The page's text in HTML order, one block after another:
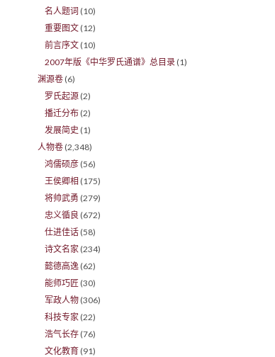
名人题词 (10)
重要图文 (12)
前言序文 (10)
2007年版《中华罗氏通谱》总目录 (1)
渊源卷 (6)
罗氏起源 (2)
播迁分布 (2)
发展简史 (1)
人物卷 (2,348)
鸿儒硕彦 (56)
王侯卿相 (175)
将帅武勇 (279)
忠义循良 (672)
仕进佳话 (58)
诗文名家 (234)
懿德高逸 (62)
能师巧匠 (30)
军政人物 (306)
科技专家 (22)
浩气长存 (76)
文化教育 (91)